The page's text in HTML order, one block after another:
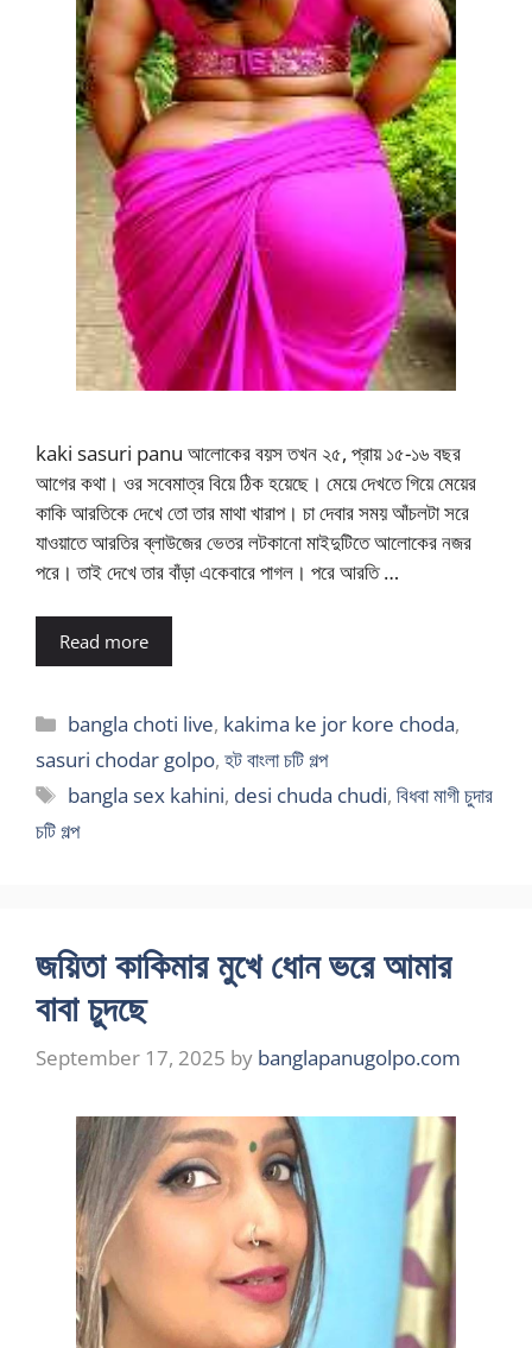
kaki sasuri panu আলোকের বয়স তখন ২৫, প্রায় ১৫-১৬ বছর
আগের কথা। ওর সবেমাত্র বিয়ে ঠিক হয়েছে। মেয়ে দেখতে গিয়ে মেয়ের
কাকি আরতিকে দেখে তো তার মাথা খারাপ। চা দেবার সময় আঁচলটা সরে
যাওয়াতে আরতির ব্লাউজের ভেতর লটকানো মাইদুটিতে আলোকের নজর
পরে। তাই দেখে তার বাঁড়া একেবারে পাগল। পরে আরতি …
Read more
Categories
bangla choti live, kakima ke jor kore choda,
sasuri chodar golpo, হট বাংলা চটি গল্প
Tags
bangla sex kahini, desi chuda chudi,বিধবা মাগী চুদার
চটি গল্প
জয়িতা কাকিমার মুখে ধোন ভরে আমার
বাবা চুদছে
September 17, 2025 by banglapanugolpo.com